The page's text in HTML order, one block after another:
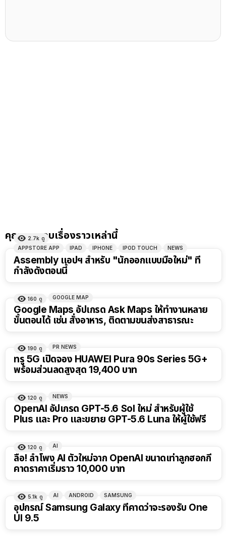
คุณอาจชอบเรื่องราวเหล่านี้
2.7k ดู
APPSTORE APP
IPAD IPHONE IPOD TOUCH NEWS
Assembly แอปฯ สำหรับ "นักออกแบบมือใหม่" ที่
กำลังดังตอนนี้
160 ดู GOOGLE MAP
Google Maps อัปเกรด Ask Maps ให้ทำงานหลาย
ขั้นตอนได้ เช่น สั่งอาหาร, ติดตามขนส่งสาธารณะ
190 ดู PR NEWS
ทรู 5G เปิดจอง HUAWEI Pura 90s Series 5G+
พร้อมส่วนลดสูงสุด 19,400 บาท
120 ดู NEWS
OpenAI อัปเกรด GPT-5.6 Sol ใหม่ สำหรับผู้ใช้
Plus และ Pro และขยาย GPT-5.6 Luna ให้ผู้ใช้ฟรี
120 ดู AI
ลือ! ลำโพง AI ตัวใหม่จาก OpenAI ขนาดเท่าลูกฮอกกี้
คาดราคาเริ่มราว 10,000 บาท
5.1k ดู AI ANDROID SAMSUNG
อุปกรณ์ Samsung Galaxy ที่คาดว่าจะรองรับ One
UI 9.5